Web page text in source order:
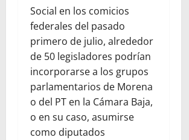
Social en los comicios
federales del pasado
primero de julio, alrededor
de 50 legisladores podrían
incorporarse a los grupos
parlamentarios de Morena
o del PT en la Cámara Baja,
o en su caso, asumirse
como diputados